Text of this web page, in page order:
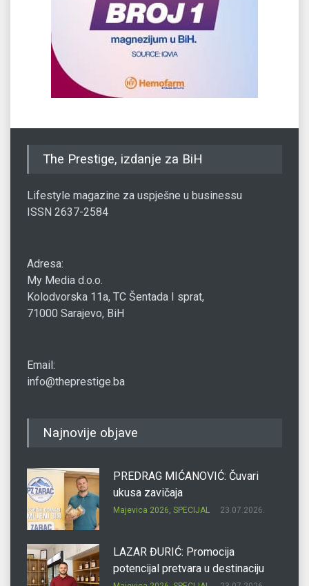
The Prestige, izdanje za BiH
Lifestyle magazine za uspješne u businessu
ISSN 2637-2584
Adresa:
My Media d.o.o.
Kolodvorska 11a, TC Šentada I sprat,
71000 Sarajevo, BiH
Email:
info@theprestige.ba
Najnovije objave
PREDRAG MIĆANOVIĆ: Čuvari
ukusa zavičaja
Majevica 2026, SPECIJAL 23.07.2026.
LAZAR ĐURIĆ: Promocija
potencijal pretvara u destinaciju